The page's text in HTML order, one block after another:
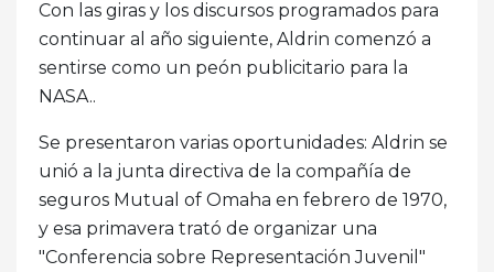
Con las giras y los discursos programados para
continuar al año siguiente, Aldrin comenzó a
sentirse como un peón publicitario para la
NASA..
Se presentaron varias oportunidades: Aldrin se
unió a la junta directiva de la compañía de
seguros Mutual of Omaha en febrero de 1970,
y esa primavera trató de organizar una
"Conferencia sobre Representación Juvenil"